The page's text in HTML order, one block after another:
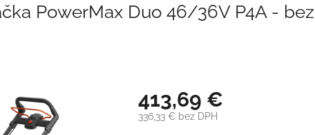
PowerMax Duo 46/36V P4A - bez
413,69 €
336,33 € bez DPH